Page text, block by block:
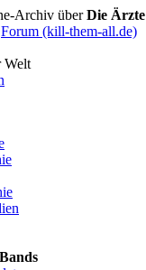
Archiv überDie Ärzte
Forum (kill-them-all.de)
Welt